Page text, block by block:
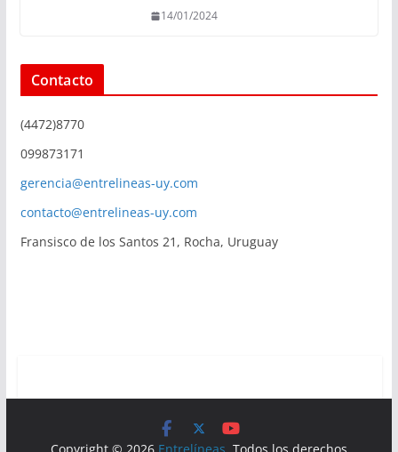
14/01/2024
Contacto
(4472)8770
099873171
gerencia@entrelineas-uy.com
contacto@entrelineas-uy.com
Fransisco de los Santos 21, Rocha, Uruguay